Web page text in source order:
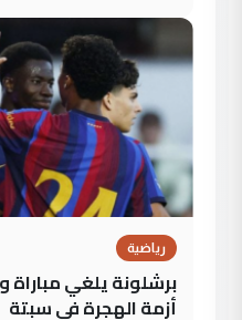
رياضية
برشلونة يلغي
أزمة الهجرة في سبتة